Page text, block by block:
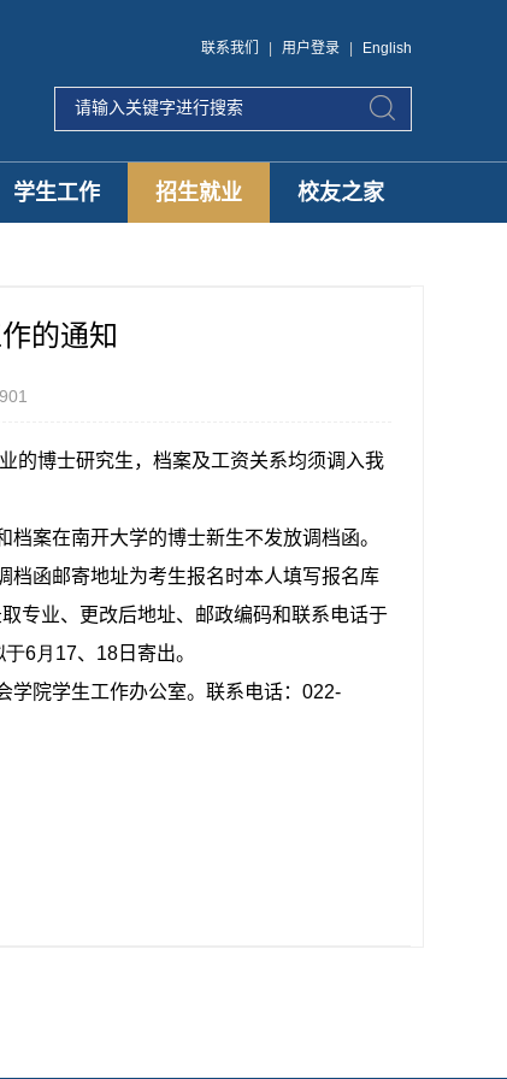
联系我们 用户登录 English
学生工作 招生就业 校友之家
的通知
901
的博士研究生，档案及工资关系均须调入我
案在南开大学的博士新生不发放调档函。
档函邮寄地址为考生报名时本人填写报名库
专业、更改后地址、邮政编码和联系电话于
于6月17、 18 日寄出。
院学生工作办公室。联系电话： 022-